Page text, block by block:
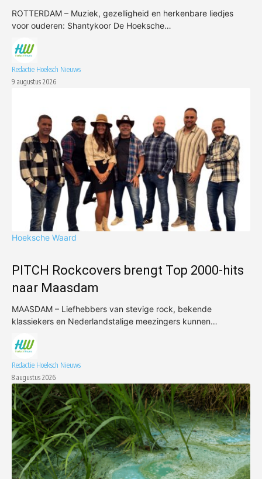
ROTTERDAM – Muziek, gezelligheid en herkenbare liedjes
voor ouderen: Shantykoor De Hoeksche…
Redactie Hoeksch Nieuws
9 augustus 2026
Hoeksche Waard
PITCH Rockcovers brengt Top 2000-hits
naar Maasdam
MAASDAM – Liefhebbers van stevige rock, bekende
klassiekers en Nederlandstalige meezingers kunnen…
Redactie Hoeksch Nieuws
8 augustus 2026